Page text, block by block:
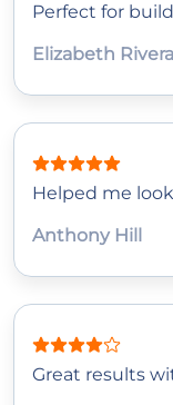
Perfect for
Elizabeth Rivera
Helped me
Anthony Hill
Great results